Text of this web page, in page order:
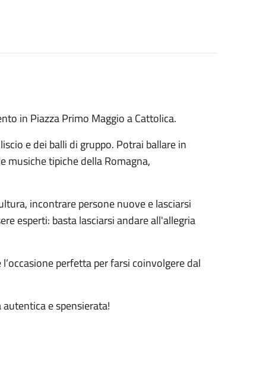
in Piazza Primo Maggio a Cattolica.
e dei balli di gruppo. Potrai ballare in
musiche tipiche della Romagna,
incontrare persone nuove e lasciarsi
esperti: basta lasciarsi andare all'allegria
perfetta per farsi coinvolgere dal
e spensierata!